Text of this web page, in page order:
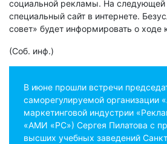
социальной рекламы. На следующей
специальный сайт в интернете.
совет» будет информировать о ходе
(Соб. инф.)
В июне прошли встречи
саморегулируемой организации
маркетинговой индустрии
«АМИ «РС») Сергея Пилатова с
высших учебных заведений